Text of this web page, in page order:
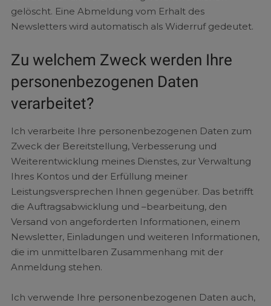
gelöscht. Eine Abmeldung vom Erhalt des
Newsletters wird automatisch als Widerruf gedeutet.
Zu welchem Zweck werden Ihre
personenbezogenen Daten
verarbeitet?
Ich verarbeite Ihre personenbezogenen Daten zum
Zweck der Bereitstellung, Verbesserung und
Weiterentwicklung meines Dienstes, zur Verwaltung
Ihres Kontos und der Erfüllung meiner
Leistungsversprechen Ihnen gegenüber. Das betrifft
die Auftragsabwicklung und –bearbeitung, den
Versand von angeforderten Informationen, einem
Newsletter, Einladungen und weiteren Informationen,
die im unmittelbaren Zusammenhang mit der
Anmeldung stehen.
Ich verwende Ihre personenbezogenen Daten auch,